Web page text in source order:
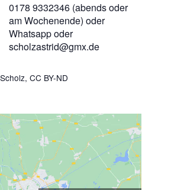
0178 9332346 (abends oder
am Wochenende) oder
Whatsapp oder
scholzastrid@gmx.de
CC BY-ND